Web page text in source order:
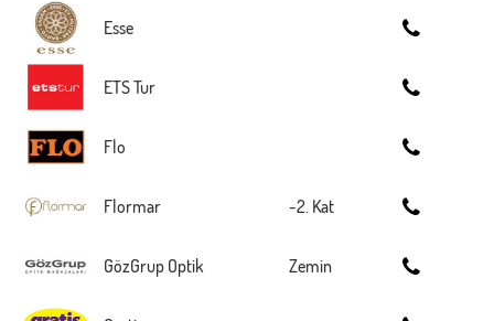
Esse
ETS Tur
Flo
Flormar -2. Kat
GözGrup Optik Zemin